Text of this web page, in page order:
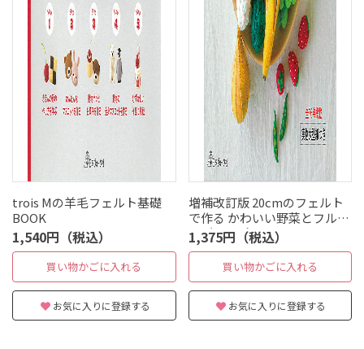
trois Mの羊毛フェルト基礎
BOOK
1,540円（税込）
買い物かごに入れる
お気に入りに登録する
増補改訂版 20cmのフェルト
で作る かわいい野菜とフルー
ツがいっぱい
1,375円（税込）
買い物かごに入れる
お気に入りに登録する